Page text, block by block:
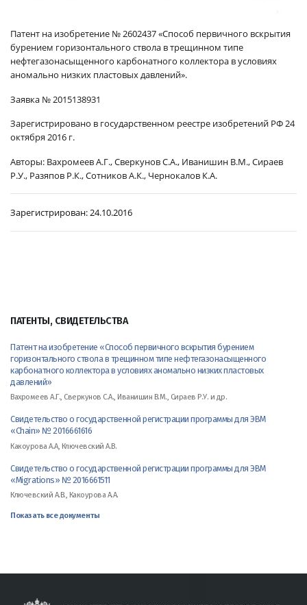
ПАТЕНТЫ, СВИДЕТЕЛЬСТВА
Патент на изобретение «Способ первичного вскрытия бурением
горизонтального ствола в трещинном типе нефтегазонасыщенного
карбонатного коллектора в условиях аномально низких пластовых
давлений»
Вахромеев А.Г., Сверкунов С.А., Иванишин В.М., Сираев Р.У. и др.
Свидетельство о государственной регистрации программы для ЭВМ
«Chain» № 2016661616
Какоурова А.А, Ключевский А.В.
Свидетельство о государственной регистрации программы для ЭВМ
«Migrations» № 2016661511
Ключевский А.В., Какоурова А.А.
Показать все документы
Патент на изобретение № 2602437 «Способ первичного вскрытия
бурением горизонтального ствола в трещинном типе
нефтегазонасыщенного карбонатного коллектора в условиях
аномально низких пластовых давлений».
Заявка № 2015138931
Зарегистрировано в государственном реестре изобретений РФ 24
октября 2016 г.
Авторы: Вахромеев А.Г., Сверкунов С.А., Иванишин В.М., Сираев
Р.У., Разяпов Р.К., Сотников А.К., Чернокалов К.А.
Зарегистрирован:24.10.2016